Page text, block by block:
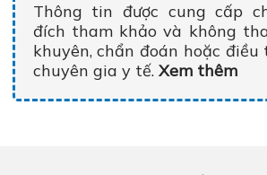
Thông tin được cung cấp
đích tham khảo và không
khuyên, chẩn đoán hoặc
chuyên gia y tế. Xem thêm